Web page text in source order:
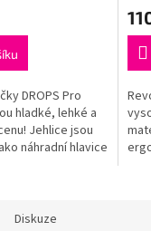
DROPS Pro
hladké, lehké a
Jehlice jsou
náhradní hlavice
je
5,0
z
5
Diskuze